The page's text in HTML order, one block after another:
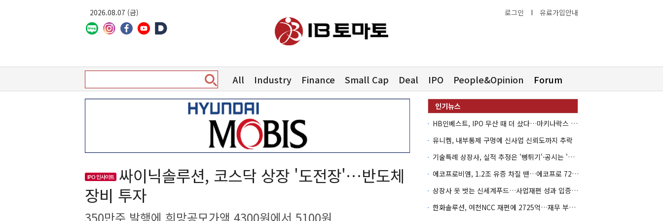
2026.08.07 (금) 로그인 I 유료가입안내
All Industry Finance Small Cap Deal IPO People&Opinion Forum
IPO 인사이트
싸이닉솔루션, 코스닥 상장 '도전장'…반도체
장비 투자
350만주 발행에 희망공모가액 4300원에서 5100원
HB인베스트, IPO 무산 때 더 샀다…마키나락스 투자 2.7배 회수
유니켐, 내부통제 구멍에 신사업 신뢰도까지 추락
기술특례 상장사, 실적 추정은 '뻥튀기'·공시는 '누락'
에코프로비엠, 1.2조 유증 차질 땐…에코프로 7270억 '독박'
상장사 옷 벗는 신세계푸드…사업재편 성과 입증할까
한화솔루션, 여천NCC 재편에 2725억…재무 부담 커지나